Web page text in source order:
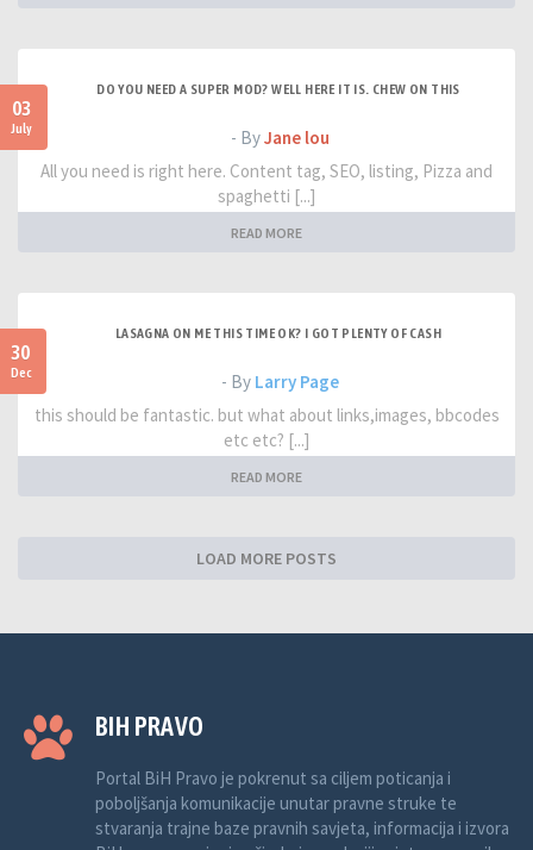
03
July
DO YOU NEED A SUPER MOD? WELL HERE IT IS. CHEW ON THIS
- ByJane lou
All you need is right here. Content tag, SEO, listing, Pizza and
spaghetti [...]
READ MORE
30
Dec
LASAGNA ON ME THIS TIME OK? I GOT PLENTY OF CASH
- By Larry Page
this should be fantastic. but what about links,images, bbcodes
etc etc? [...]
READ MORE
LOAD MORE POSTS
BIH PRAVO
Portal BiH Pravo je pokrenut sa ciljem poticanja i
poboljšanja komunikacije unutar pravne struke te
stvaranja trajne baze pravnih savjeta, informacija i izvora